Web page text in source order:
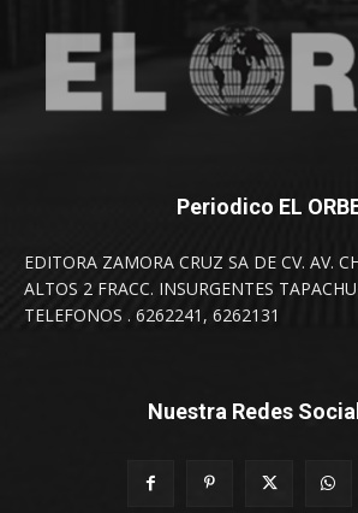
Periodico EL
EDITORA ZAMORA CRUZ SA DE CV. AV.
ALTOS 2 FRACC. INSURGENTES
TELEFONOS . 6262241, 6262131
Nuestra Redes